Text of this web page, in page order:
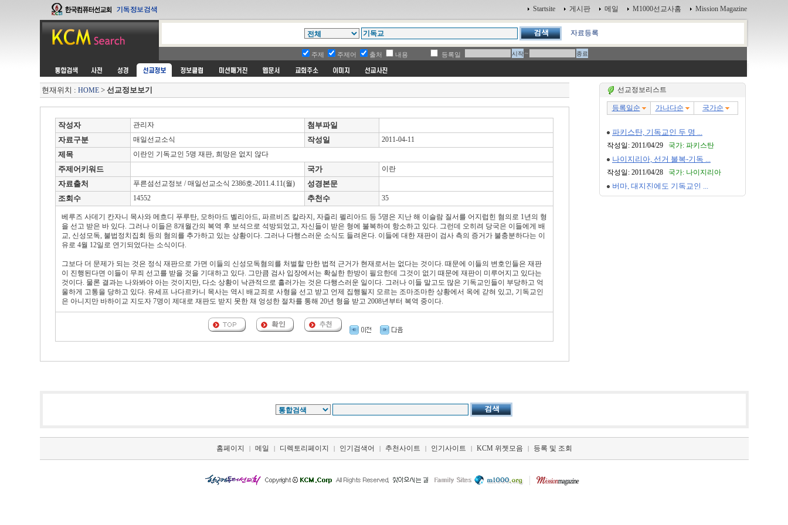
Startsite 게시판 메일 M1000선교사홈 Mission Magazine
자료등록
주제 주제어 출처 내용 등록일 ~
현재위치 : HOME> 선교정보보기
작성자 관리자
첨부파일
자료구분
매일선교소식 작성일 2011-04-11
제목 이란인 기독교인 5명 재판, 희망은 없지 않다
주제어키워드 국가 이란
자료출처 푸른섬선교정보 / 매일선교소식 2386호-2011.4.11(월)
성경본문
조회수
14552 추천수 35
베루즈 사데기 칸자니 목사와 메흐디 푸루탄, 모하마드 벨리아드, 파르비즈 칼라지, 자즐리 펠리아드 등 5명은 지난 해 이슬람 질서를 어지럽힌 혐의로 1년의 형
을 선고 받은 바 있다. 그러나 이들은 8개월간의 복역 후 보석으로 석방되었고, 자신들이 받은 형에 불복하여 항소하고 있다. 그런데 오히려 당국은 이들에게 배
교, 신성모독, 불법정치집회 등의 혐의를 추가하고 있는 상황이다. 그러나 다행스러운 소식도 들려온다. 이들에 대한 재판이 검사 측의 증거가 불충분하다는 이
유로 4월 12일로 연기되었다는 소식이다.
그보다 더 문제가 되는 것은 정식 재판으로 가면 이들의 신성모독혐의를 처벌할 만한 법적 근거가 현재로서는 없다는 것이다. 때문에 이들의 변호인들은 재판
이 진행된다면 이들이 무죄 선고를 받을 것을 기대하고 있다. 그만큼 검사 입장에서는 확실한 한방이 필요한데 그것이 없기 때문에 재판이 미루어지고 있다는
것이다. 물론 결과는 나와봐야 아는 것이지만, 다소 상황이 낙관적으로 흘러가는 것은 다행스러운 일이다. 그러나 이들 말고도 많은 기독교인들이 부당하고 억
울하게 고통을 당하고 있다. 유세프 나다르카니 목사는 역시 배교죄로 사형을 선고 받고 언제 집행될지 모르는 조마조마한 상황에서 옥에 갇혀 있고, 기독교인
은 아니지만 바하이교 지도자 7명이 제대로 재판도 받지 못한 채 엉성한 절차를 통해 20년 형을 받고 2008년부터 복역 중이다.
선교정보리스트
홈페이지 | 메일 | 디렉토리페이지 | 인기검색어 | 추천사이트 | 인기사이트 | KCM 위젯모음 | 등록 및 조회